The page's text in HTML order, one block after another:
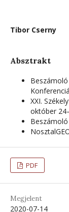
Tibor Cserny
Absztrakt
XXI.
október
PDF
Megjelent
2020-07-14